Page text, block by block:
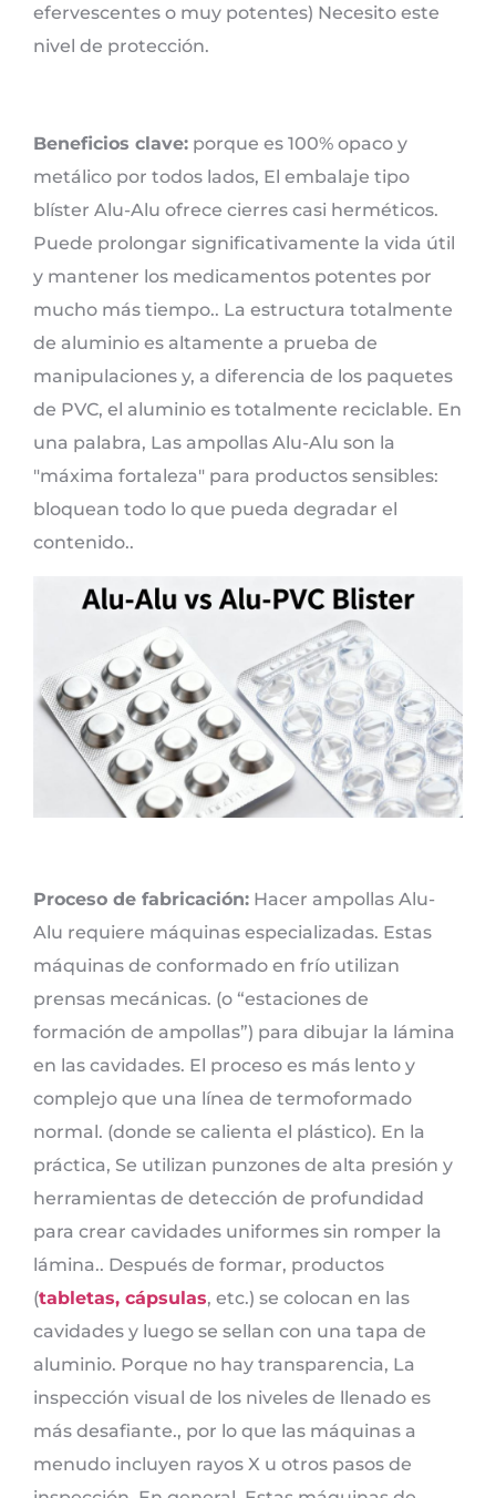
efervescentes o muy potentes) Necesito este
nivel de protección.
Beneficios clave: porque es 100% opaco y
metálico por todos lados, El embalaje tipo
blíster Alu-Alu ofrece cierres casi herméticos.
Puede prolongar significativamente la vida útil
y mantener los medicamentos potentes por
mucho más tiempo.. La estructura totalmente
de aluminio es altamente a prueba de
manipulaciones y, a diferencia de los paquetes
de PVC, el aluminio es totalmente reciclable. En
una palabra, Las ampollas Alu-Alu son la
"máxima fortaleza" para productos sensibles:
bloquean todo lo que pueda degradar el
contenido..
Proceso de fabricación: Hacer ampollas Alu-
Alu requiere máquinas especializadas. Estas
máquinas de conformado en frío utilizan
prensas mecánicas. (o “estaciones de
formación de ampollas”) para dibujar la lámina
en las cavidades. El proceso es más lento y
complejo que una línea de termoformado
normal. (donde se calienta el plástico). En la
práctica, Se utilizan punzones de alta presión y
herramientas de detección de profundidad
para crear cavidades uniformes sin romper la
lámina.. Después de formar, productos
(tabletas, cápsulas, etc.) se colocan en las
cavidades y luego se sellan con una tapa de
aluminio. Porque no hay transparencia, La
inspección visual de los niveles de llenado es
más desafiante., por lo que las máquinas a
menudo incluyen rayos X u otros pasos de